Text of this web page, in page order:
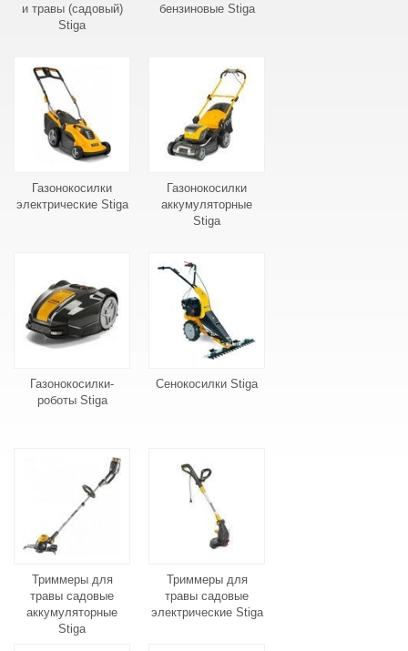
и травы (садовый)
Stiga
бензиновые Stiga
Газонокосилки
электрические Stiga
Газонокосилки
аккумуляторные
Stiga
Газонокосилки-
роботы Stiga
Сенокосилки Stiga
Триммеры для
травы садовые
аккумуляторные
Stiga
Триммеры для
травы садовые
электрические Stiga